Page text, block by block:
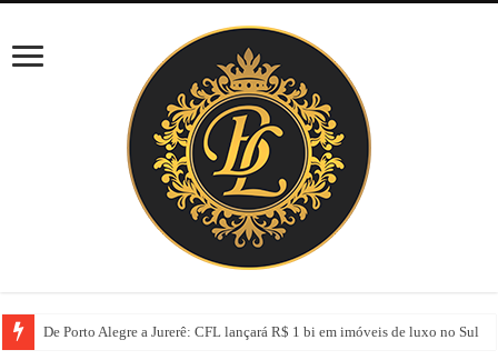
De Porto Alegre a Jurerê: CFL lançará R$ 1 bi em imóveis de luxo no Sul